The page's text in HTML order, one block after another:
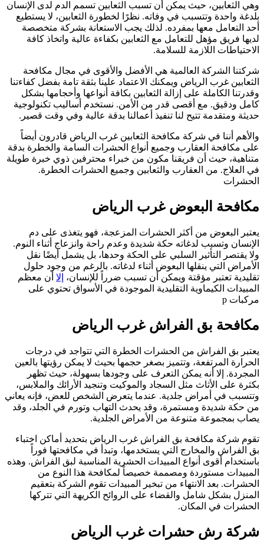
وهي الثعابين، حيث يمكن أن تسبب الثعابين تسمم الدم لدى الإنسان
بلدغة واحدة وتتسبب في وفاته. نظرًا لخطورة الثعابين، لا يستطيع
أحد التعامل معها بمفرده. لذلك يجب الاستعانة بشركة متخصصة
لديها فريق مؤهل للتعامل مع الثعابين بكفاءة عالية واتخاذ كافة
الاحتياطات اللازمة للسلامة.
شركتنا الشركة العالمية هي الأفضل والأقوى في مجال مكافحة
الثعابين غرب الرياض ويمكنك الاعتماد علينا بثقة تامة بفضل كفاءتنا
وقدرتنا الكاملة على إزالة الثعابين بكافة أنواعها وأحجامها بشكل
كامل ودقيق. مع أقصى قدر من الأمن. نستخدم أساليب تكنولوجية
حديثة ومتقدمة تتيح لنا تنفيذ أعمالنا بدقة عالية وفي وقت قصير.
والأهم أننا في شركة مكافحة الثعابين غرب الرياض قادرون أيضاً
على مكافحة العقارب وجميع أنواع الحشرات السامة والخطرة بدقة
متناهية، حيث أن فريقنا مكون من خبراء محترفين ذوي خبرة طويلة
في العلاج. من العقارب والثعابين وجميع الحشرات الخطرة.
الحشرات
مكافحة البعوض غرب الرياض
يعتبر البعوض من أكثر الحشرات المزعجة، فهو يتغذى على دم
الإنسان وتسبب لدغاته حكة شديدة وعدم راحة وانزعاج أثناء النوم.
ولا يقتصر التأثير السلبي على الحكة وحدها، بل يشمل أيضًا نقل
الأمراض التي ينقلها البعوض أثناء لدغاته. بالرغم من وجود حلول
تقليدية تعتبر مؤقتة ويمكن أن تسبب ضرراً للإنسان، إلا أن معظم
المبيدات الكيماوية التقليدية الموجودة في الأسواق تحتوي على
مركبات p
مكافحة بق الفراش غرب الرياض
يعتبر بق الفراش من الحشرات الخطرة التي تتواجد في درجات
الحرارة المرتفعة، وتتميز بصغر حجمها بحيث لا يمكن رؤيتها بالعين
المجردة. إلا أنه يمكن التعرف على وجودها بسهولة، حيث تظهر
بكثرة على الأثاث مثل السجاد والموكيت وتنجيد الأرائك والملابس،
وتتسبب في أمراض جلدية. عندما يتعرض الشخص للعض، فإنه يعاني
من حكة شديدة ومستمرة، وقد يحدث التهاب وتورم في الجلد، وقد
يصاب بمجموعة متنوعة من الأمراض الجلدية.
تقوم شركة مكافحة بق الفراش غرب الرياض بتحديد أماكن اختباء
بق الفراش والمخارج التي يستخدمها، وتبدأ في مكافحتها فوراً
باستخدام أقوى أنواع المبيدات الحشرية المناسبة لبق الفراش. وهذه
المبيدات مستوردة ومصممة خصيصاً لمكافحة هذا النوع من
الحشرات. بعد الانتهاء من تبخير المبيدات تقوم الشركة بتعقيم
المنزل بشكل شامل والقضاء على الروائح الكريهة التي تتركها
الحشرات في المكان.
شركة رش حشرات غرب الرياض